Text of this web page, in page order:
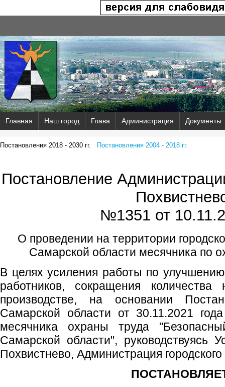
Главная Наш город Глава Администрация Документы
Постановления 2018 - 2030 гг. Постановления 2004 - 2018 гг.
Постановление
№1351 от
О проведении на территории
Самарской области месячника по
В целях усиления работы по
работников, сокращения
производстве, на основании
Самарской области от 30.11.2021
месячника охраны труда
Самарской области", руководствуясь
Похвистнево, Администрация